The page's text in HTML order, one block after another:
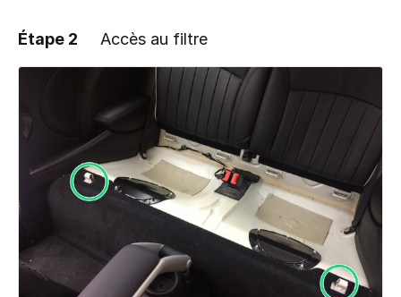
Ajouter un commentaire
Étape 2 Accès au filtre